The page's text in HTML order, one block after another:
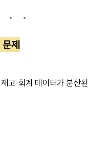
문제
재고·회계 데이터가 분산된